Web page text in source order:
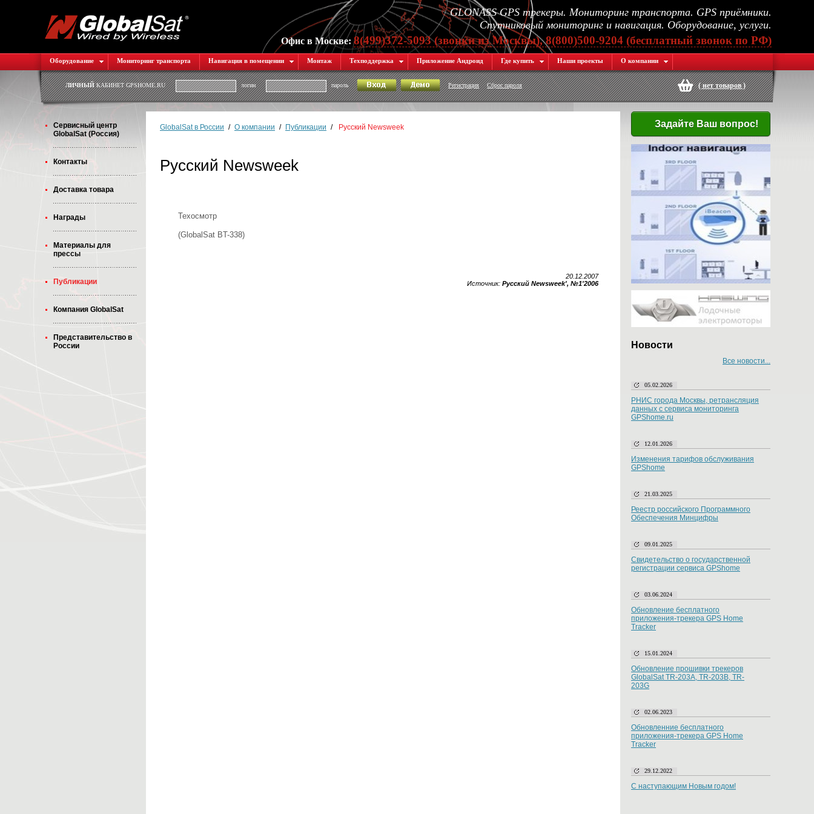
GLONASS GPS трекеры. Мониторинг транспорта. GPS приёмники.
Спутниковый мониторинг и навигация. Оборудование, услуги.
Офис в Москве:8(499)372-5093 (звонки из Москвы), 8(800)500-9204 (бесплатный звонок по РФ)
Оборудование Мониторинг транспорта Навигация в помещении Монтаж Техподдержка Приложение Андроид Где купить Наши проекты О компании
ЛИЧНЫЙКАБИНЕТ GPSHOME.RU логин пароль Регистрация Сброс пароля (нет товаров)
Cервисный центр
GlobalSat (Россия)
Контакты
Доставка товара
Награды
Материалы для
прессы
Публикации
Компания GlobalSat
Представительство в
России
GlobalSat в России / О компании / Публикации / Русский Newsweek
Русский Newsweek
Техосмотр
(GlobalSat BT-338)
20.12.2007
Источник: Русский Newsweek', №1'2006
Задайте Ваш вопрос!
Новости
Все новости...
05.02.2026
РНИС города Москвы, ретрансляция
данных с сервиса мониторинга
GPShome.ru
12.01.2026
Изменения тарифов обслуживания
GPShome
21.03.2025
Реестр российского Программного
Обеспечения Минцифры
09.01.2025
Свидетельство о государственной
регистрации сервиса GPShome
03.06.2024
Обновление бесплатного
приложения-трекера GPS Home
Tracker
15.01.2024
Обновление прошивки трекеров
GlobalSat TR-203A, TR-203B, TR-
203G
02.06.2023
Обновленние бесплатного
приложения-трекера GPS Home
Tracker
29.12.2022
С наступающим Новым годом!